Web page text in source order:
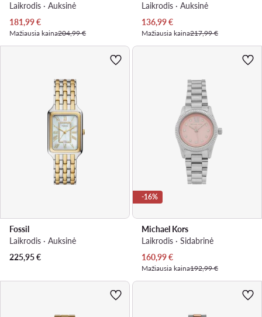
Laikrodis · Auksinė
Dabartinė kaina
181,99€
Mažiausia kaina204,99 €
Laikrodis · Auksinė
Dabartinė kaina
136,99€
Mažiausia kaina217,99 €
Fossil
Laikrodis · Auksinė
225,95€
-16%
Michael Kors
Laikrodis · Sidabrinė
Dabartinė kaina
160,99€
Mažiausia kaina192,99 €